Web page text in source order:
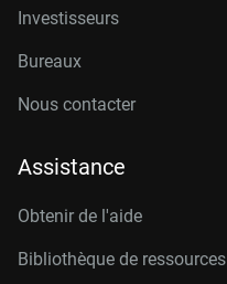
Investisseurs
Bureaux
Nous contacter
Assistance
Obtenir de l'aide
Bibliothèque de ressources